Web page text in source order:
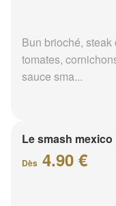
Bun brioché,
tomates,
sauce sma...
Le smash mexico
Dès 4.90 €